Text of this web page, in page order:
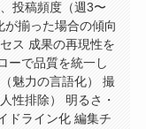
投稿頻度（週3〜
揃った場合の傾向
ス 成果の再現性を
ーで品質を統一し
魅力の言語化） 撮
性排除） 明るさ・
ドライン化 編集チ